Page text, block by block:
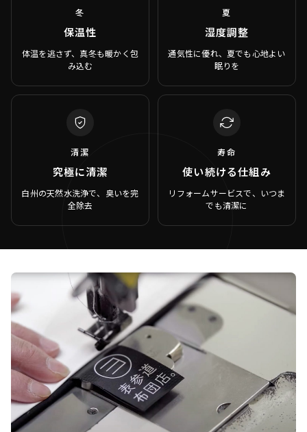
冬
保温性
体温を逃さず、真冬も暖かく包
み込む
夏
湿度調整
通気性に優れ、夏でも心地よい
眠りを
清潔
究極に清潔
白州の天然水洗浄で、臭いを完
全除去
寿命
使い続ける仕組み
リフォームサービスで、いつま
でも清潔に